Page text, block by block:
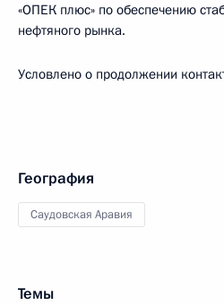
«ОПЕК плюс» по обеспечению
нефтяного рынка.
Условлено о продолжении
География
Саудовская Аравия
Темы